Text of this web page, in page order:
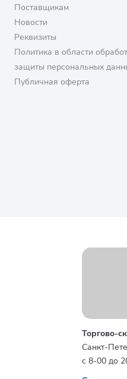
Поставщикам
Новости
Реквизиты
Политика в области
защиты персональных
Публичная оферта
Торгово-
Санкт-
с 8-00 до